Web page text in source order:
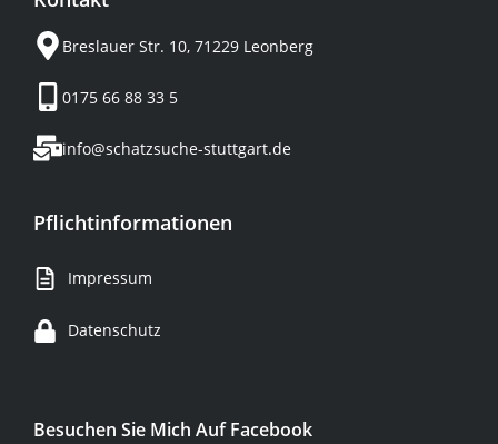
Breslauer Str. 10, 71229 Leonberg
0175 66 88 33 5
info@schatzsuche-stuttgart.de
Pflichtinformationen
Impressum
Datenschutz
Besuchen Sie Mich Auf Facebook